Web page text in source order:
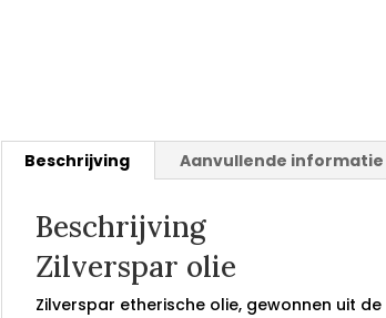
Beschrijving Aanvullende informatie
Beschrijving
Zilverspar olie
Zilverspar etherische olie, gewonnen uit